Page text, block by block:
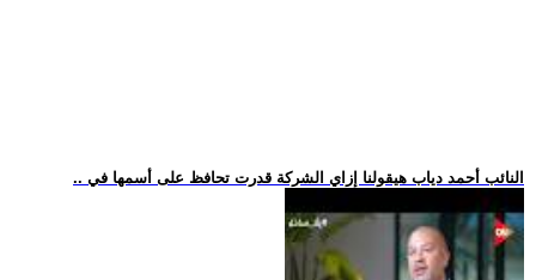
.. النائب أحمد دياب هيقولنا إزاي الشركة قدرت تحافظ على أسمها في